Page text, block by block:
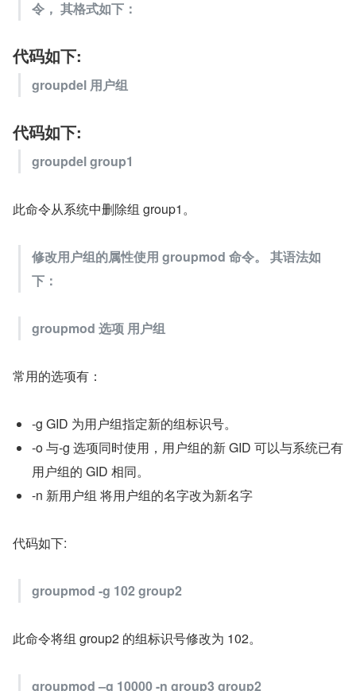
令， 其格式如下：
代码如下:
groupdel 用户组
代码如下:
groupdel group1
此命令从系统中删除组 group1。
修改用户组的属性使用 groupmod 命令。 其语法如
下：
groupmod 选项 用户组
常用的选项有：
-g GID 为用户组指定新的组标识号。
-o 与-g 选项同时使用，用户组的新 GID 可以与系统已有
用户组的 GID 相同。
-n 新用户组 将用户组的名字改为新名字
代码如下:
groupmod -g 102 group2
此命令将组 group2 的组标识号修改为 102。
groupmod –g 10000 -n group3 group2